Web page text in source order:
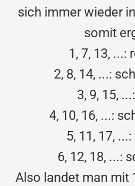
sich immer wieder
somit
1, 7, 13, ...:
2, 8, 14, ...:
3, 9, 15,
4, 10, 16, ...:
5, 11, 17,
6, 12, 18, ...:
Also landet man mit